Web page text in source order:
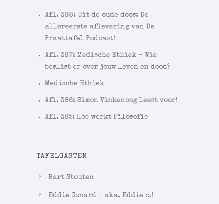
Afl. 388: Uit de oude doos: De
allereerste aflevering van De
Praattafel Podcast!
Afl. 387: Medische Ethiek – Wie
beslist er over jouw leven en dood?
Medische Ethiek
Afl. 386: Simon Vinkenoog leest voor!
Afl. 385: Hoe werkt Filosofie
TAFELGASTEN
Bart Stouten
Eddie Conard – aka. Eddie c.!